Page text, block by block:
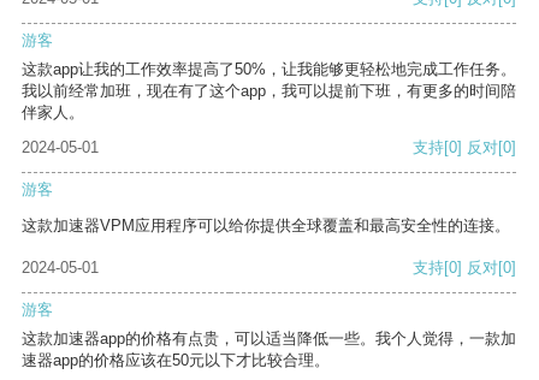
游客
这款app让我的工作效率提高了50%，让我能够更轻松地完成工作任务。
我以前经常加班，现在有了这个app，我可以提前下班，有更多的时间陪
伴家人。
2024-05-01
支持[0] 反对[0]
游客
这款加速器VPM应用程序可以给你提供全球覆盖和最高安全性的连接。
2024-05-01 支持[0] 反对[0]
游客
这款加速器app的价格有点贵，可以适当降低一些。我个人觉得，一款加
速器app的价格应该在50元以下才比较合理。